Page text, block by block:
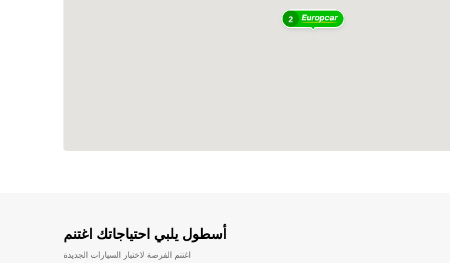
2
أسطول يلبي احتياجاتك اغتنم
اغتنم الفرصة لاختبار السيارات الجديدة